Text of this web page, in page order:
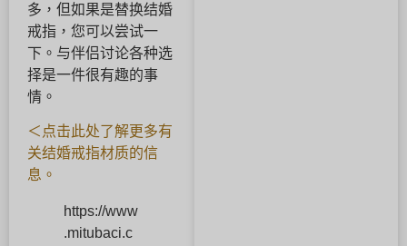
多，但如果是替换结婚
戒指，您可以尝试一
下。与伴侣讨论各种选
择是一件很有趣的事
情。
＜点击此处了解更多有
关结婚戒指材质的信
息。
https://www
.mitubaci.c